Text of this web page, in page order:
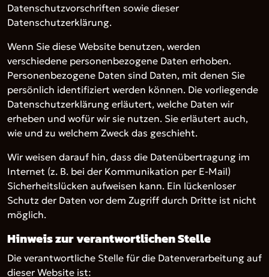
Datenschutzvorschriften sowie dieser
Datenschutzerklärung.
Wenn Sie diese Website benutzen, werden
verschiedene personenbezogene Daten erhoben.
Personenbezogene Daten sind Daten, mit denen Sie
persönlich identifiziert werden können. Die vorliegende
Datenschutzerklärung erläutert, welche Daten wir
erheben und wofür wir sie nutzen. Sie erläutert auch,
wie und zu welchem Zweck das geschieht.
Wir weisen darauf hin, dass die Datenübertragung im
Internet (z. B. bei der Kommunikation per E-Mail)
Sicherheitslücken aufweisen kann. Ein lückenloser
Schutz der Daten vor dem Zugriff durch Dritte ist nicht
möglich.
Hinweis zur verantwortlichen Stelle
Die verantwortliche Stelle für die Datenverarbeitung auf
dieser Website ist: